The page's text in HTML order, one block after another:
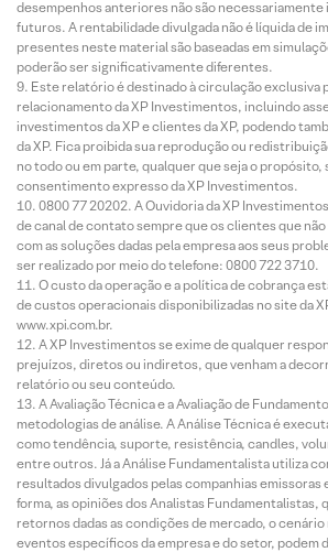
desempenhos anteriores não são
futuros. A rentabilidade divulgada não é líquida de
presentes neste material são baseadas em
poderão ser significativamente diferentes.
Este relatório é destinado à circulação exclusiva
relacionamento da XP Investimentos, incluindo
investimentos da XP e clientes da XP, podendo
da XP. Fica proibida sua reprodução ou
no todo ou em parte, qualquer que seja o propósito,
consentimento expresso da XP Investimentos.
0800 77 20202. A Ouvidoria da XP
de canal de contato sempre que os clientes que
com as soluções dadas pela empresa aos seus
ser realizado por meio do telefone: 0800 722 3710.
O custo da operação e a política de cobrança
de custos operacionais disponibilizadas no site da
www.xpi.com.br.
A XP Investimentos se exime de qualquer
prejuízos, diretos ou indiretos, que venham a
relatório ou seu conteúdo.
A Avaliação Técnica e a Avaliação de
metodologias de análise. A Análise Técnica é
como tendência, suporte, resistência, candles,
entre outros. Já a Análise Fundamentalista utiliza
resultados divulgados pelas companhias emissoras
forma, as opiniões dos Analistas Fundamentalistas,
retornos dadas as condições de mercado, o
eventos específicos da empresa e do setor, podem